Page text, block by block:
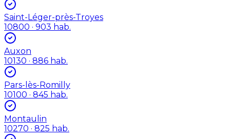
Saint-Léger-près-Troyes
10800 · 903 hab.
Auxon
10130 · 886 hab.
Pars-lès-Romilly
10100 · 845 hab.
Montaulin
10270 · 825 hab.